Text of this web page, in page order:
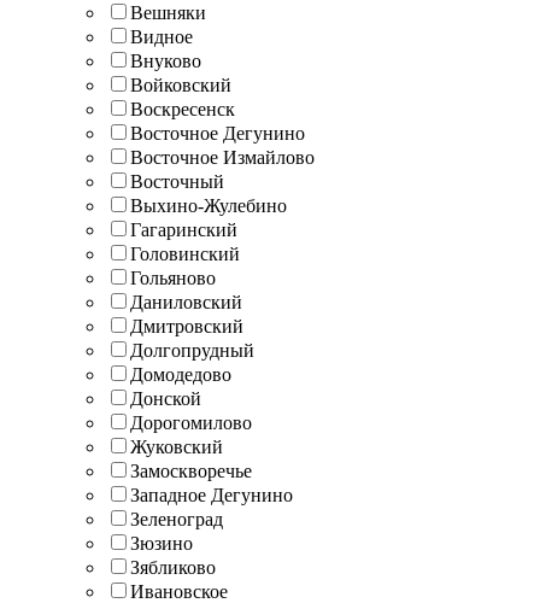
Вешняки
Видное
Внуково
Войковский
Воскресенск
Восточное Дегунино
Восточное Измайлово
Восточный
Выхино-Жулебино
Гагаринский
Головинский
Гольяново
Даниловский
Дмитровский
Долгопрудный
Домодедово
Донской
Дорогомилово
Жуковский
Замоскворечье
Западное Дегунино
Зеленоград
Зюзино
Зябликово
Ивановское